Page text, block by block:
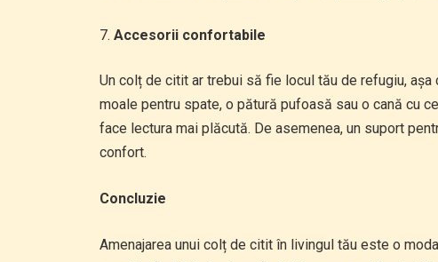
Accesorii confortabile
Un colț de citit ar trebui să fie locul tău de refugiu,
moale pentru spate, o pătură pufoasă sau o cană cu
face lectura mai plăcută. De asemenea, un suport
confort.
Concluzie
Amenajarea unui colț de citit în livingul tău este o